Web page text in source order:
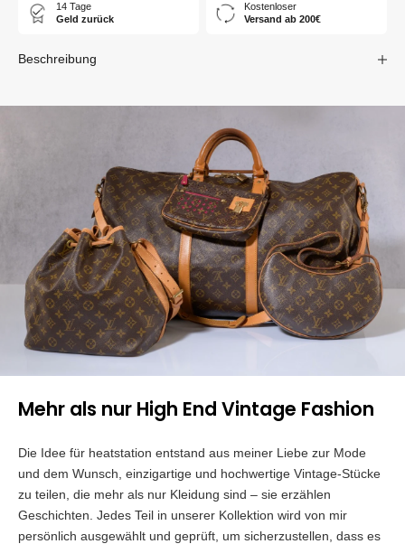
14 Tage
Geld zurück
Kostenloser
Versand ab 200€
Beschreibung
Mehr als nur High End Vintage Fashion
Die Idee für heatstation entstand aus meiner Liebe zur Mode
und dem Wunsch, einzigartige und hochwertige Vintage-Stücke
zu teilen, die mehr als nur Kleidung sind – sie erzählen
Geschichten. Jedes Teil in unserer Kollektion wird von mir
persönlich ausgewählt und geprüft, um sicherzustellen, dass es